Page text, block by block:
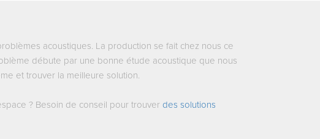
acoustiques. La production se fait chez nous ce
débute par une bonne étude acoustique que nous
et trouver la meilleure solution.
? Besoin de conseil pour trouver des solutions